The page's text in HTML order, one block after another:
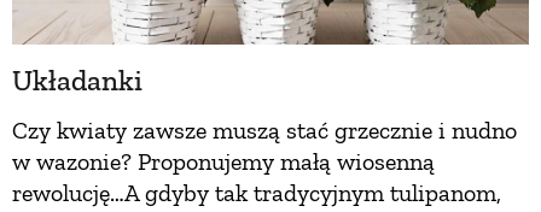
Układanki
Czy kwiaty zawsze muszą stać grzecznie i nudno
w wazonie? Proponujemy małą wiosenną
rewolucję…A gdyby tak tradycyjnym tulipanom,